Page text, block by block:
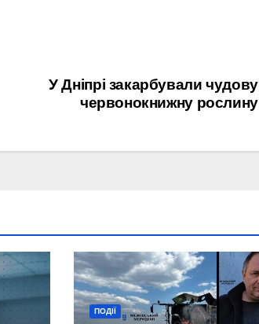
У Дніпрі закарбували чудову
червонокнижну рослину
ПОДІЇ